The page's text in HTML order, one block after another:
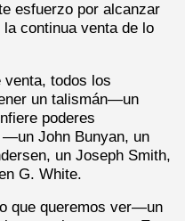
esfuerzo por alcanzar
continua venta de lo
venta, todos los
un talismán—un
poderes
John Bunyan, un
un Joseph Smith,
G. White.
que queremos ver—un